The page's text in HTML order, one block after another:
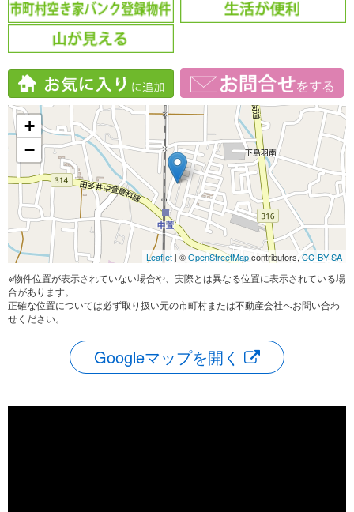
+
−
Leaflet | ©OpenStreetMapcontributors, CC-BY-SA
※物件位置が表示されていない場合や、実際とは異なる位置に表示されている場
合があります。
正確な位置については必ず取り扱い元の市町村または不動産会社へお問い合わ
せください。
Googleマップを開く